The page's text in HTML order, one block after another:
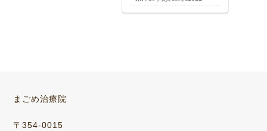
まごめ治療院
〒354-0015